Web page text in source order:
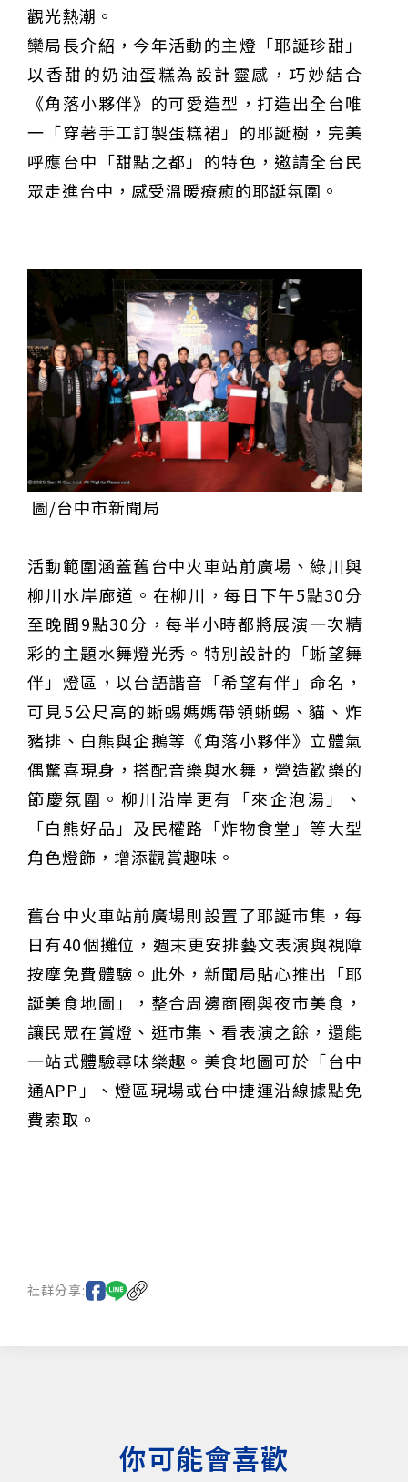
藝之家聯展震撼登場
跨越百年的生物觀測！科博館、成大《時空丈量師》特
展：讓典藏標本說出氣候變遷真相
睽違七年！精品郵輪「島嶼天空號」首航臺中港 參山處
中，捐贈 1800 顆羽球助小將 4 月全中運奪金
台中》15分鐘的診療，13年的堅持！ 中山醫大牙醫系
跨海義診13年
觀光熱潮。
欒局長介紹，今年活動的主燈「耶誕珍甜」
以香甜的奶油蛋糕為設計靈感，巧妙結合
《角落小夥伴》的可愛造型，打造出全台唯
一「穿著手工訂製蛋糕裙」的耶誕樹，完美
呼應台中「甜點之都」的特色，邀請全台民
眾走進台中，感受溫暖療癒的耶誕氛圍。
圖/台中市新聞局
活動範圍涵蓋舊台中火車站前廣場、綠川與
柳川水岸廊道。在柳川，每日下午5點30分
至晚間9點30分，每半小時都將展演一次精
彩的主題水舞燈光秀。特別設計的「蜥望舞
伴」燈區，以台語諧音「希望有伴」命名，
可見5公尺高的蜥蜴媽媽帶領蜥蜴、貓、炸
豬排、白熊與企鵝等《角落小夥伴》立體氣
偶驚喜現身，搭配音樂與水舞，營造歡樂的
節慶氛圍。柳川沿岸更有「來企泡湯」、
「白熊好品」及民權路「炸物食堂」等大型
角色燈飾，增添觀賞趣味。
舊台中火車站前廣場則設置了耶誕市集，每
日有40個攤位，週末更安排藝文表演與視障
按摩免費體驗。此外，新聞局貼心推出「耶
誕美食地圖」，整合周邊商圈與夜市美食，
讓民眾在賞燈、逛市集、看表演之餘，還能
一站式體驗尋味樂趣。美食地圖可於「台中
通APP」、燈區現場或台中捷運沿線據點免
費索取。
社群分享:
你可能會喜歡